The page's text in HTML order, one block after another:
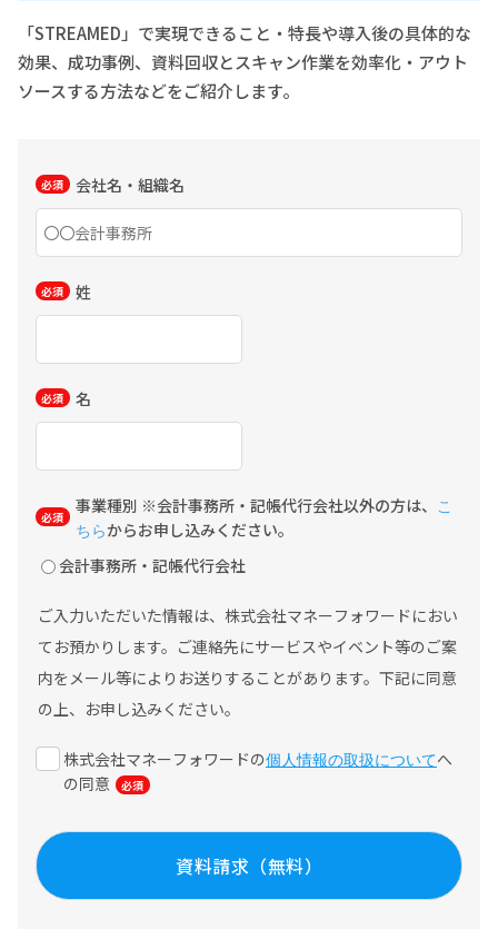
「STREAMED」で実現できること・特長や導入後の具体的な
効果、成功事例、資料回収とスキャン作業を効率化・アウト
ソースする方法などをご紹介します。
会社名・組織名
姓
名
事業種別 ※会計事務所・記帳代行会社以外の方は、
こ
ちらからお申し込みください。
会計事務所・記帳代行会社
ご入力いただいた情報は、株式会社マネーフォワードにおい
てお預かりします。ご連絡先にサービスやイベント等のご案
内をメール等によりお送りすることがあります。下記に同意
の上、お申し込みください。
株式会社マネーフォワードの個人情報の取扱についてへ
の同意